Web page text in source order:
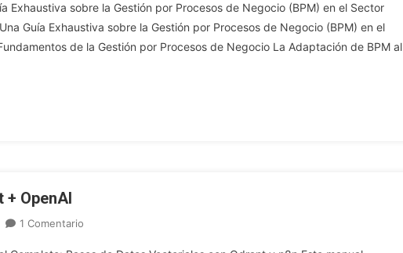
Modernización
Del
Estado:
Exhaustiva sobre la Gestión por Procesos de Negocio (BPM) en el Sector
Guía Exhaustiva sobre la Gestión por Procesos de Negocio (BPM) en el
de la Gestión por Procesos de Negocio La Adaptación de BPM al
+ OpenAI
1 Comentario